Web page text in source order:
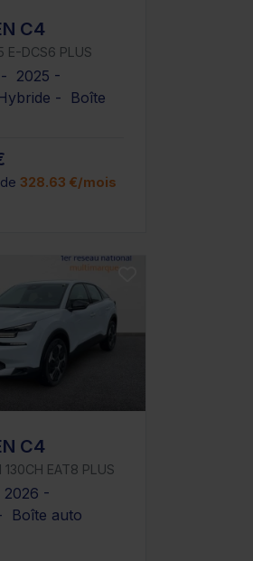
C4
E-DCS6 PLUS
2025 -
- Boîte
328.63 €/mois
C4
130CH EAT8 PLUS
-
Boîte auto